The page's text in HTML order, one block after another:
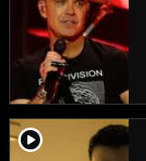
player2